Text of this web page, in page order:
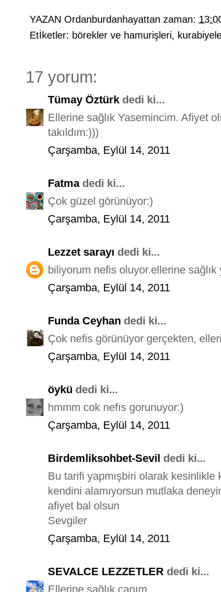
YAZAN Ordanburdanhayattan zaman:
Etİketler: börekler ve hamurişleri,
17 yorum:
Tümay Öztürk dedi ki...
Ellerine sağlık Yasemincim. Afiyet
takıldım:)))
Çarşamba, Eylül 14, 2011
Fatmadedi ki...
Çok güzel görünüyor:)
Çarşamba, Eylül 14, 2011
Lezzet sarayı dedi ki...
biliyorum nefis oluyor.ellerine
Çarşamba, Eylül 14, 2011
Funda Ceyhan dedi ki...
Çok nefis görünüyor gerçekten,
Çarşamba, Eylül 14, 2011
öykü dedi ki...
hmmm cok nefıs gorunuyor:)
Çarşamba, Eylül 14, 2011
Birdemliksohbet-Sevil dedi ki...
Bu tarifi yapmışbiri olarak kesinlikle
kendini alamıyorsun mutlaka
afiyet bal olsun
Sevgiler
Çarşamba, Eylül 14, 2011
SEVALCE LEZZETLER dedi ki...
Ellerine sağlık canım,